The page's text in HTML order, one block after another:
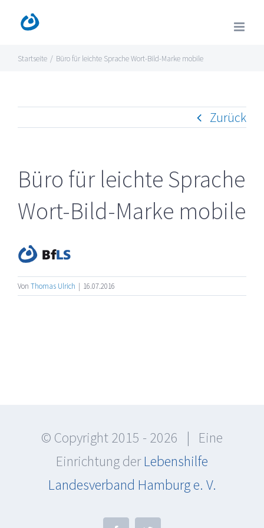
Inhalt
springen
Startseite / Büro für leichte Sprache Wort-Bild-Marke mobile
Zurück
Büro für leichte Sprache
Wort-Bild-Marke mobile
Von Thomas Ulrich | 16.07.2016
© Copyright 2015 -2026 | Eine
Einrichtung derLebenshilfe
Landesverband Hamburg e. V.